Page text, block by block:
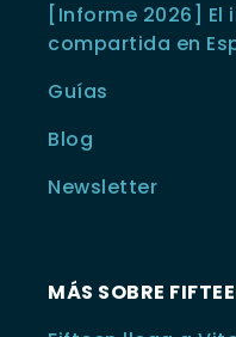
[Informe 2026]
compartida en
Guías
Blog
Newsletter
MÁS SOBRE